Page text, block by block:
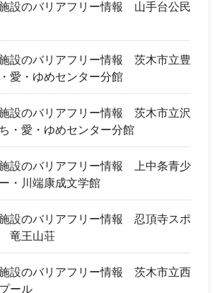
設のバリアフリー情報 山手台公民
設のバリアフリー情報 茨木市立豊
愛・ゆめセンター分館
設のバリアフリー情報 茨木市立沢
・愛・ゆめセンター分館
設のバリアフリー情報 上中条青少
・川端康成文学館
設のバリアフリー情報 忍頂寺スポ
竜王山荘
設のバリアフリー情報 茨木市立西
ール